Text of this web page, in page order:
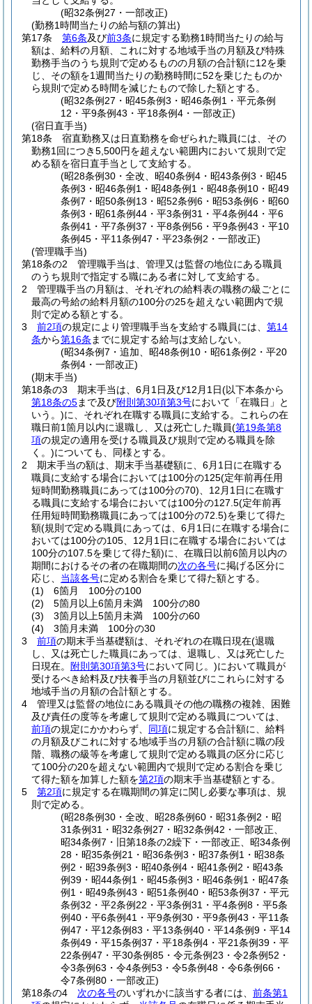
(昭32条例27・一部改正)
(勤務1時間当たりの給与額の算出)
第17条
第6条及び前3条に規定する勤務1時間当たりの給与
額は、給料の月額、これに対する地域手当の月額及び特殊
勤務手当のうち規則で定めるものの月額の合計額に12を乗
じ、その額を1週間当たりの勤務時間に52を乗じたものか
ら規則で定める時間を減じたもので除した額とする。
(昭32条例27・昭45条例3・昭46条例1・平元条例
12・平9条例43・平18条例4・一部改正)
(宿日直手当)
第18条
宿直勤務又は日直勤務を命ぜられた職員には、その
勤務1回につき5,500円を超えない範囲内において規則で定
める額を宿日直手当として支給する。
(昭28条例30・全改、昭40条例4・昭43条例3・昭45
条例3・昭46条例1・昭48条例1・昭48条例10・昭49
条例7・昭50条例13・昭52条例6・昭53条例6・昭60
条例3・昭61条例44・平3条例31・平4条例44・平6
条例41・平7条例37・平8条例56・平9条例43・平10
条例45・平11条例47・平23条例2・一部改正)
(管理職手当)
第18条の2
管理職手当は、管理又は監督の地位にある職員
のうち規則で指定する職にある者に対して支給する。
2
管理職手当の月額は、それぞれの給料表の職務の級ごとに
最高の号給の給料月額の100分の25を超えない範囲内で規
則で定める額とする。
3
前2項の規定により管理職手当を支給する職員には、 第14
条から第16条 までに規定する給与は支給しない。
(昭34条例7・追加、昭48条例10・昭61条例2・平20
条例4・一部改正)
(期末手当)
第18条の3
期末手当は、6月1日及び12月1日(以下本条から
第18条の5まで及び附則第30項第3号において「在職日」と
いう。)に、それぞれ在職する職員に支給する。
これらの在
職日前1箇月以内に退職し、又は死亡した職員(第19条第8
項の規定の適用を受ける職員及び規則で定める職員を除
く。)についても、同様とする。
2
期末手当の額は、期末手当基礎額に、6月1日に在職する
職員に支給する場合においては100分の125(定年前再任用
短時間勤務職員にあっては100分の70) 、12月1日に在職す
る職員に支給する場合においては100分の127.5(定年前再
任用短時間勤務職員にあっては100分の72.5)を乗じて得た
額(規則で定める職員にあっては、6月1日に在職する場合に
おいては100分の105、12月1日に在職する場合においては
100分の107.5を乗じて得た額)に、在職日以前6箇月以内の
期間におけるその者の在職期間の次の各号に掲げる区分に
応じ、 当該各号に定める割合を乗じて得た額とする。
(1)
6箇月 100分の100
(2)
5箇月以上6箇月未満 100分の80
(3)
3箇月以上5箇月未満 100分の60
(4)
3箇月未満 100分の30
3
前項の期末手当基礎額は、それぞれの在職日現在(退職
し、又は死亡した職員にあっては、退職し、又は死亡した
日現在。
附則第30項第3号において同じ。)において職員が
受けるべき給料及び扶養手当の月額並びにこれらに対する
地域手当の月額の合計額とする。
4
管理又は監督の地位にある職員その他の職務の複雑、困難
及び責任の度等を考慮して規則で定める職員については、
前項の規定にかかわらず、 同項に規定する合計額に、給料
の月額及びこれに対する地域手当の月額の合計額に職の段
階、職務の級等を考慮して規則で定める職員の区分に応じ
て100分の20を超えない範囲内で規則で定める割合を乗じ
て得た額を加算した額を第2項の期末手当基礎額とする。
5
第2項に規定する在職期間の算定に関し必要な事項は、規
則で定める。
(昭28条例30・全改、昭28条例60・昭31条例2・昭
31条例31・昭32条例27・昭32条例42・一部改正、
昭34条例7・旧第18条の2繰下・一部改正、昭34条例
28・昭35条例21・昭36条例3・昭37条例1・昭38条
例2・昭39条例3・昭40条例4・昭41条例2・昭43条
例39・昭44条例1・昭45条例3・昭46条例1・昭47条
例1・昭49条例43・昭51条例40・昭53条例37・平元
条例32・平2条例22・平3条例31・平4条例8・平5条
例40・平6条例41・平9条例30・平9条例43・平11条
例47・平12条例83・平13条例40・平14条例9・平14
条例49・平15条例37・平18条例4・平21条例39・平
22条例47・平30条例85・令元条例23・令2条例52・
令3条例63・令4条例53・令5条例48・令6条例66・
令7条例80・一部改正)
第18条の4
次の各号のいずれかに該当する者には、 前条第1